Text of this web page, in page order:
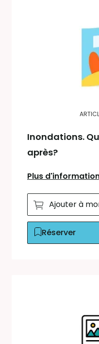
Inondations.
après?
Plus
Ajouter à
Réserver